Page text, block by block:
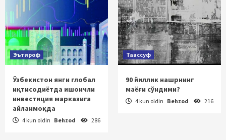
Эътироф
Ўзбекистон янги глобал
иқтисодиётда ишончли
инвестиция марказига
айланмоқда
4 kun oldin Behzod 286
Таассуф
90 йиллик нашрнинг
маёғи сўндими?
4 kun oldin Behzod 216